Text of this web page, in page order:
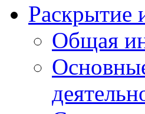
Раскрытие
Общая